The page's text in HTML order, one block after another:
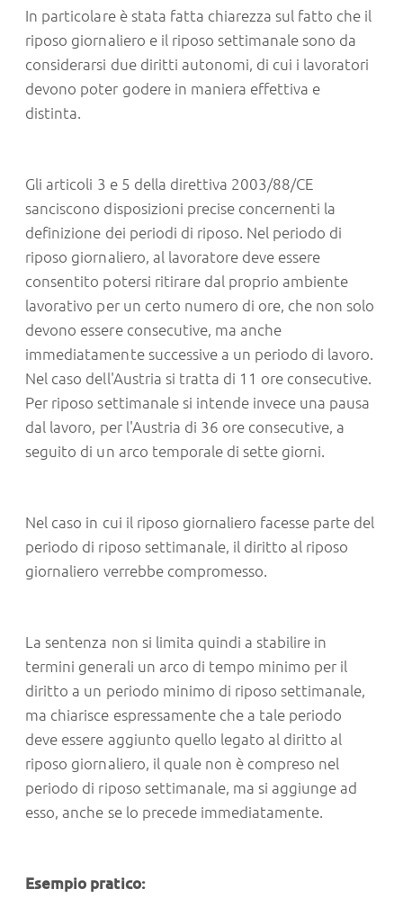
In particolare è stata fatta chiarezza sul fatto che il
riposo giornaliero e il riposo settimanale sono da
considerarsi due diritti autonomi, di cui i lavoratori
devono poter godere in maniera effettiva e
distinta.
Gli articoli 3 e 5 della direttiva 2003/88/CE
sanciscono disposizioni precise concernenti la
definizione dei periodi di riposo. Nel periodo di
riposo giornaliero, al lavoratore deve essere
consentito potersi ritirare dal proprio ambiente
lavorativo per un certo numero di ore, che non solo
devono essere consecutive, ma anche
immediatamente successive a un periodo di lavoro.
Nel caso dell'Austria si tratta di 11 ore consecutive.
Per riposo settimanale si intende invece una pausa
dal lavoro, per l'Austria di 36 ore consecutive, a
seguito di un arco temporale di sette giorni.
Nel caso in cui il riposo giornaliero facesse parte del
periodo di riposo settimanale, il diritto al riposo
giornaliero verrebbe compromesso.
La sentenza non si limita quindi a stabilire in
termini generali un arco di tempo minimo per il
diritto a un periodo minimo di riposo settimanale,
ma chiarisce espressamente che a tale periodo
deve essere aggiunto quello legato al diritto al
riposo giornaliero, il quale non è compreso nel
periodo di riposo settimanale, ma si aggiunge ad
esso, anche se lo precede immediatamente.
Esempio pratico: